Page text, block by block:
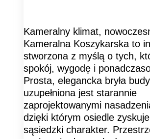
Kameralny klimat,
Kameralna Koszykarska to
stworzona z myślą o tych,
spokój, wygodę i
Prosta, elegancka bryła
uzupełniona jest starannie
zaprojektowanymi
dzięki którym osiedle
sąsiedzki charakter.